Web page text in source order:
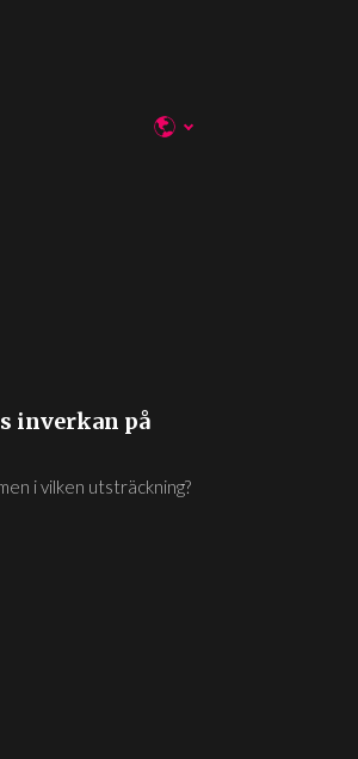
inverkan på
i vilken utsträckning?